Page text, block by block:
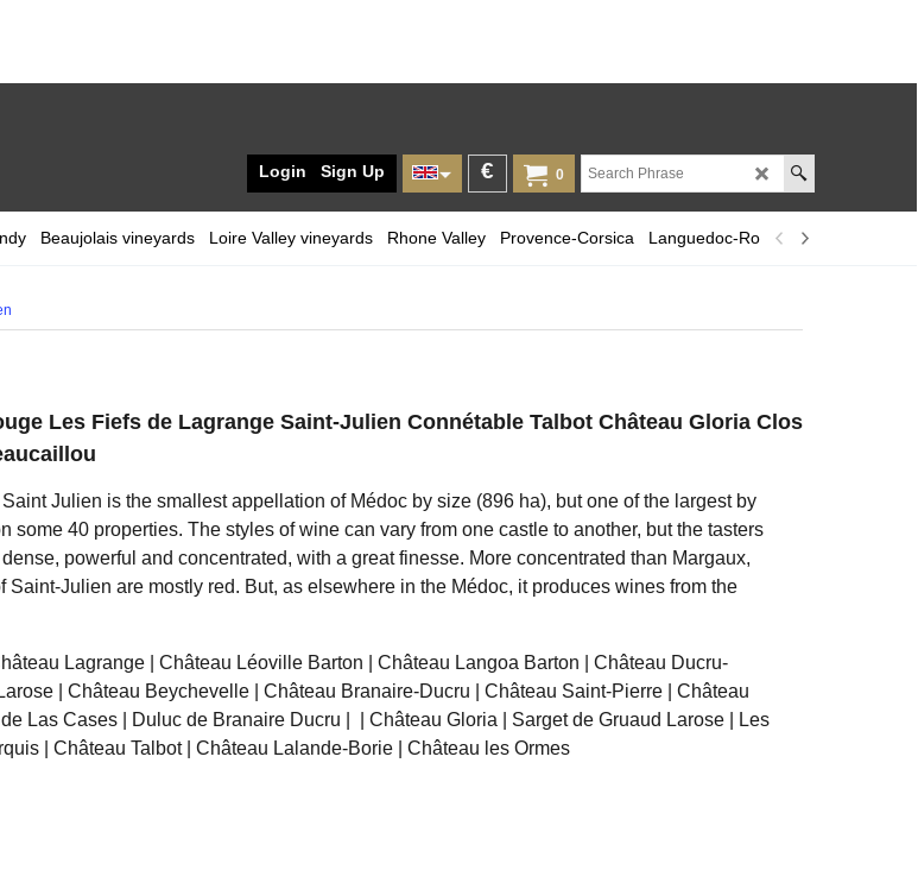
0
€
Login Sign Up
Beaujolais vineyards Loire Valley vineyards Rhone Valley Provence-Corsica Languedoc-Roussillon
Les Fiefs de Lagrange Saint-Julien Connétable Talbot Château Gloria Clos
Saint Julien is the smallest appellation of Médoc by size (896 ha), but one of the largest by
some 40 properties. The styles of wine can vary from one castle to another, but the tasters
powerful and concentrated, with a great finesse. More concentrated than Margaux,
Saint-Julien are mostly red. But, as elsewhere in the Médoc, it produces wines from the
Lagrange | Château Léoville Barton | Château Langoa Barton | Château Ducru-
| Château Beychevelle | Château Branaire-Ducru | Château Saint-Pierre | Château
Las Cases | Duluc de Branaire Ducru | | Château Gloria | Sarget de Gruaud Larose | Les
| Château Talbot | Château Lalande-Borie | Château les Ormes